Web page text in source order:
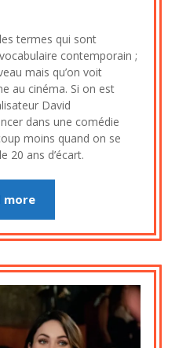
3
septembre
2023
termes qui sont
contemporain ;
mais qu’on voit
au cinéma. Si on est
David
dans une comédie
moins quand on se
20 ans d’écart.
more